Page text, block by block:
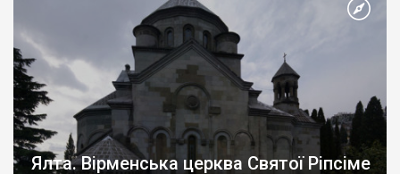
А потім було Хрещення Русі. На честь Херсонесу Таврійського
Ялта. Вірменська церква Святої Ріпсіме